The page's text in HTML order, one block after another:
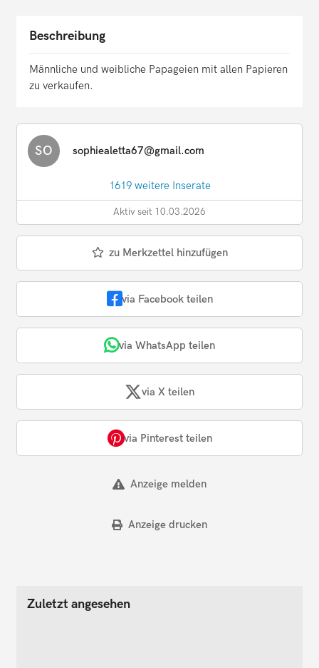
Beschreibung
Männliche und weibliche Papageien mit allen Papieren
zu verkaufen.
SO sophiealetta67@gmail.com
1619 weitere Inserate
Aktiv seit 10.03.2026
zu Merkzettel hinzufügen
via Facebook teilen
via WhatsApp teilen
via X teilen
via Pinterest teilen
Anzeige melden
Anzeige drucken
Zuletzt angesehen